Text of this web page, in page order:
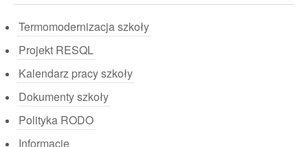
Termomodernizacja szkoły
Projekt RESQL
Kalendarz pracy szkoły
Dokumenty szkoły
Polityka RODO
Informacje